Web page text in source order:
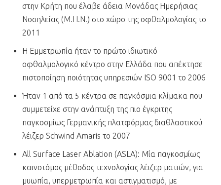
στην Κρήτη που έλαβε άδεια Μονάδας Ημερήσιας
Νοσηλείας (Μ.Η.Ν.) στο χώρο της οφθαλμολογίας το
2011
Η Εμμετρωπία ήταν το πρώτο ιδιωτικό
οφθαλμολογικό κέντρο στην Ελλάδα που απέκτησε
πιστοποίηση ποιότητας υπηρεσιών ISO 9001 το 2006
Ήταν 1 από τα 5 κέντρα σε παγκόσμια κλίμακα που
συμμετείχε στην ανάπτυξη της πιο έγκριτης
παγκοσμίως Γερμανικής πλατφόρμας διαθλαστικού
λέιζερ Schwind Amaris το 2007
All Surface Laser Ablation (ASLA): Μία παγκοσμίως
καινοτόμος μέθοδος τεχνολογίας λέιζερ ματιών, για
μυωπία, υπερμετρωπία και αστιγματισμό, με